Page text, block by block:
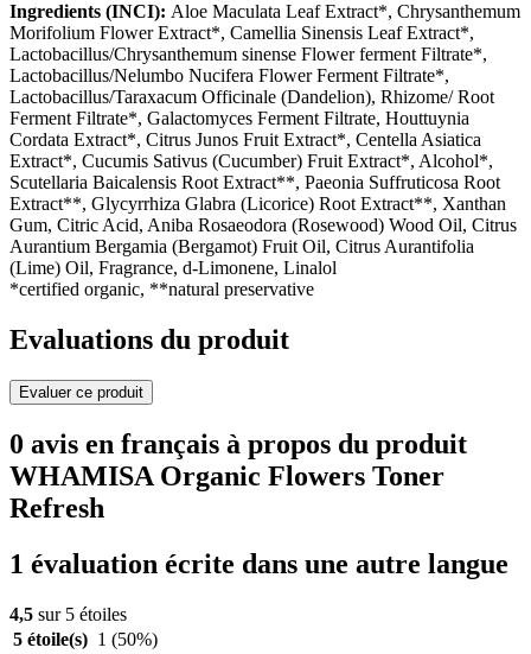
Ingredients (INCI): Aloe Maculata Leaf Extract*, Chrysanthemum
Morifolium Flower Extract*, Camellia Sinensis Leaf Extract*,
Lactobacillus/Chrysanthemum sinense Flower ferment Filtrate*,
Lactobacillus/Nelumbo Nucifera Flower Ferment Filtrate*,
Lactobacillus/Taraxacum Officinale (Dandelion), Rhizome/ Root
Ferment Filtrate*, Galactomyces Ferment Filtrate, Houttuynia
Cordata Extract*, Citrus Junos Fruit Extract*, Centella Asiatica
Extract*, Cucumis Sativus (Cucumber) Fruit Extract*, Alcohol*,
Scutellaria Baicalensis Root Extract**, Paeonia Suffruticosa Root
Extract**, Glycyrrhiza Glabra (Licorice) Root Extract**, Xanthan
Gum, Citric Acid, Aniba Rosaeodora (Rosewood) Wood Oil, Citrus
Aurantium Bergamia (Bergamot) Fruit Oil, Citrus Aurantifolia
(Lime) Oil, Fragrance, d-Limonene, Linalol
*certified organic, **natural preservative
Evaluations du produit
Evaluer ce produit
0 avis en français à propos du produit
WHAMISA Organic Flowers Toner
Refresh
1 évaluation écrite dans une autre langue
4,5 sur 5 étoiles
5 étoile(s) 1 (50%)